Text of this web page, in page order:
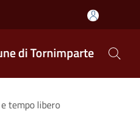
di Tornimparte
tempo libero